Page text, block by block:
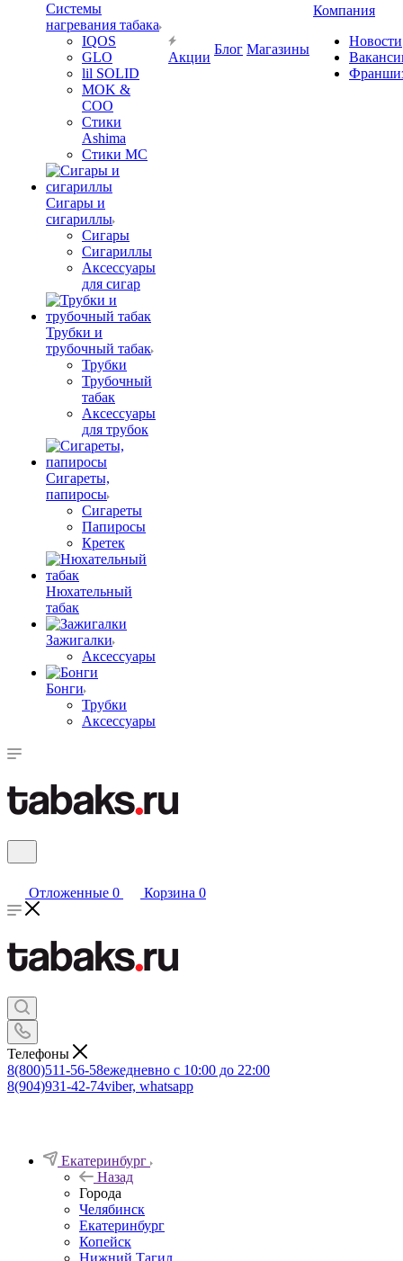
Системы
нагревания табака
IQOS
GLO
lil SOLID
MOK &
COO
Стики
Ashima
Стики MC
Сигары и
сигариллы
Сигары
Сигариллы
Аксессуары
для сигар
Трубки и
трубочный табак
Трубки
Трубочный
табак
Аксессуары
для трубок
Сигареты,
папиросы
Сигареты
Папиросы
Кретек
Нюхательный
табак
Зажигалки
Аксессуары
Бонги
Трубки
Аксессуары
Акции
Блог Магазины
Компания
Новости
Отложенные 0 Корзина 0
Телефоны
8(800)511-56-58ежедневно с 10:00 до 22:00
8(904)931-42-74viber, whatsapp
Екатеринбург
Назад
Города
Челябинск
Екатеринбург
Копейск
Нижний Тагил